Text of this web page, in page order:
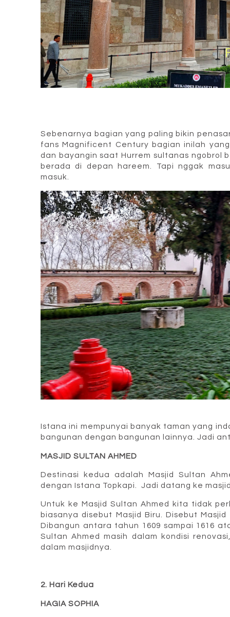
Sebenarnya bagian yang paling bikin
fans Magnificent Century bagian inilah
dan bayangin saat Hurrem sultanas ngobrol
berada di depan hareem. Tapi nggak
masuk.
Istana ini mempunyai banyak taman yang
bangunan dengan bangunan lainnya. Jadi
MASJID SULTAN AHMED
Destinasi kedua adalah Masjid Sultan
dengan Istana Topkapi. Jadi datang ke
Untuk ke Masjid Sultan Ahmed kita tidak
biasanya disebut Masjid Biru. Disebut
Dibangun antara tahun 1609 sampai 1616
Sultan Ahmed masih dalam kondisi
dalam masjidnya.
2. Hari Kedua
HAGIA SOPHIA